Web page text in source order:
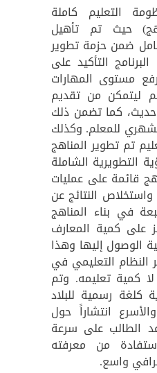
التعليم كاملة
حيث تم تأهيل
ضمن حزمة تطوير
التأكيد على
مستوى المهارات
ليتمكن من تقديم
كما تضمن ذلك
للمعلم. وكذلك
تم تطوير المناهج
التطويرية الشاملة
قائمة على عمليات
النتائج عن
في بناء المناهج
على كمية المعارف
الوصول إليها وهذا
التعليمي في
كمية تعليمه. وتم
كلغة رسمية للبلاد
انتشاراً حول
الطالب على سرعة
من معرفته
واسع.